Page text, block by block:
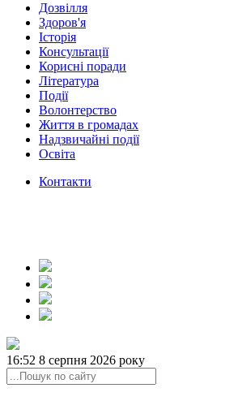
Дозвілля
Здоров'я
Історія
Консультації
Корисні поради
Література
Події
Волонтерство
Життя в громадах
Надзвичайні події
Освіта
Контакти
16:52 8 серпня 2026 року